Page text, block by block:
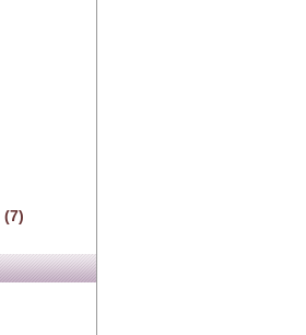
(7)